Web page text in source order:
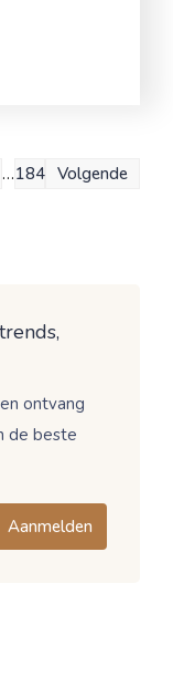
…184 Volgende
ontvang
de beste
Aanmelden